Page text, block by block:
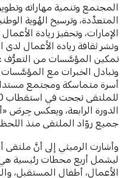
المجتمع وتنمية مهاراته
المتعدِّدة، وترسيخ الهُوية
الإمارات، وتحفيز ريادة
ونشر ثقافة ريادة الأعمال لدى
تمكين المؤسَّسات من التعرُّف
وتبادل الخبرات مع المؤسَّسات
أسرة متماسكة ومجتمع
الدورة الرابعة، ويعكس حِرصَ
جميع روّاد الملتقى منذ
وأشارت الرميثي إلى أنَّ ملتقى
ليشمل أربع محطات رئيسية هي:
الأعمال، أطفال المستقبل،